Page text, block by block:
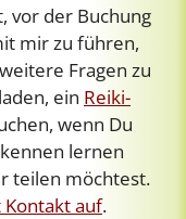
vor der Buchung
mir zu führen,
Fragen zu
ein Reiki-
wenn Du
lernen
teilen möchtest.
auf.